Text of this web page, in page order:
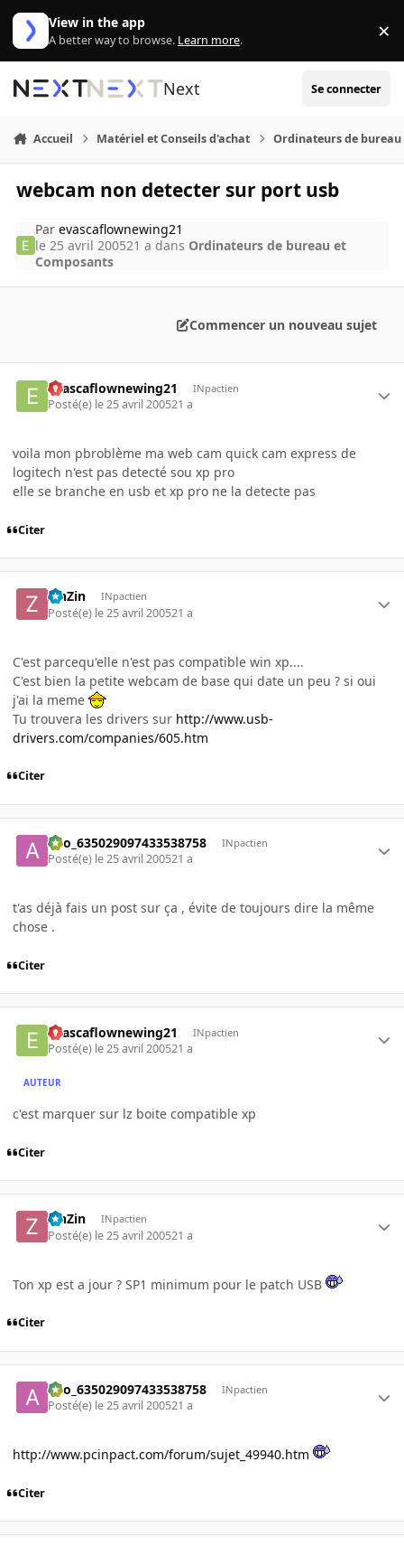
Aller au contenu
View in the app
A better way to browse. Learn more. ×
Next Se connecter
Accueil Matériel et Conseils d'achat Ordinateurs de bureau
webcam non detecter sur port usb
Parevascaflownewing21
le 25 avril 200521 a dans Ordinateurs de bureau et
Composants
Commencer un nouveau sujet
evascaflownewing21 INpactien
Posté(e) le 25 avril 200521 a
voila mon pbroblème ma web cam quick cam express de
logitech n'est pas detecté sou xp pro
elle se branche en usb et xp pro ne la detecte pas
Citer
ZinZin INpactien
Posté(e) le 25 avril 200521 a
C'est parcequ'elle n'est pas compatible win xp....
C'est bien la petite webcam de base qui date un peu ? si oui
j'ai la meme
Tu trouvera les drivers sur http://www.usb-
drivers.com/companies/605.htm
Citer
ano_635029097433538758 INpactien
Posté(e) le 25 avril 200521 a
t'as déjà fais un post sur ça , évite de toujours dire la même
chose .
Citer
evascaflownewing21 INpactien
Posté(e) le 25 avril 200521 a
AUTEUR
c'est marquer sur lz boite compatible xp
Citer
ZinZin INpactien
Posté(e) le 25 avril 200521 a
Ton xp est a jour ? SP1 minimum pour le patch USB
Citer
ano_635029097433538758 INpactien
Posté(e) le 25 avril 200521 a
http://www.pcinpact.com/forum/sujet_49940.htm
Citer